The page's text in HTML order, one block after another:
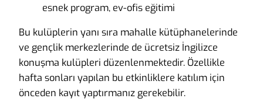
esnek program, ev-ofis eğitimi
Bu kulüplerin yanı sıra mahalle kütüphanelerinde
ve gençlik merkezlerinde de ücretsiz İngilizce
konuşma kulüpleri düzenlenmektedir. Özellikle
hafta sonları yapılan bu etkinliklere katılım için
önceden kayıt yaptırmanız gerekebilir.